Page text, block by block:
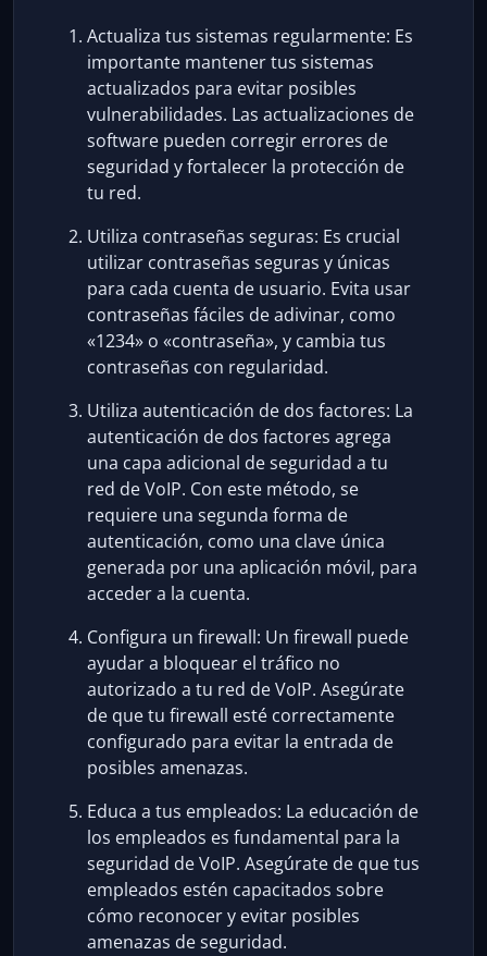
Actualiza tus sistemas regularmente: Es
importante mantener tus sistemas
actualizados para evitar posibles
vulnerabilidades. Las actualizaciones de
software pueden corregir errores de
seguridad y fortalecer la protección de
tu red.
Utiliza contraseñas seguras: Es crucial
utilizar contraseñas seguras y únicas
para cada cuenta de usuario. Evita usar
contraseñas fáciles de adivinar, como
«1234» o «contraseña», y cambia tus
contraseñas con regularidad.
Utiliza autenticación de dos factores: La
autenticación de dos factores agrega
una capa adicional de seguridad a tu
red de VoIP. Con este método, se
requiere una segunda forma de
autenticación, como una clave única
generada por una aplicación móvil, para
acceder a la cuenta.
Configura un firewall: Un firewall puede
ayudar a bloquear el tráfico no
autorizado a tu red de VoIP. Asegúrate
de que tu firewall esté correctamente
configurado para evitar la entrada de
posibles amenazas.
Educa a tus empleados: La educación de
los empleados es fundamental para la
seguridad de VoIP. Asegúrate de que tus
empleados estén capacitados sobre
cómo reconocer y evitar posibles
amenazas de seguridad.